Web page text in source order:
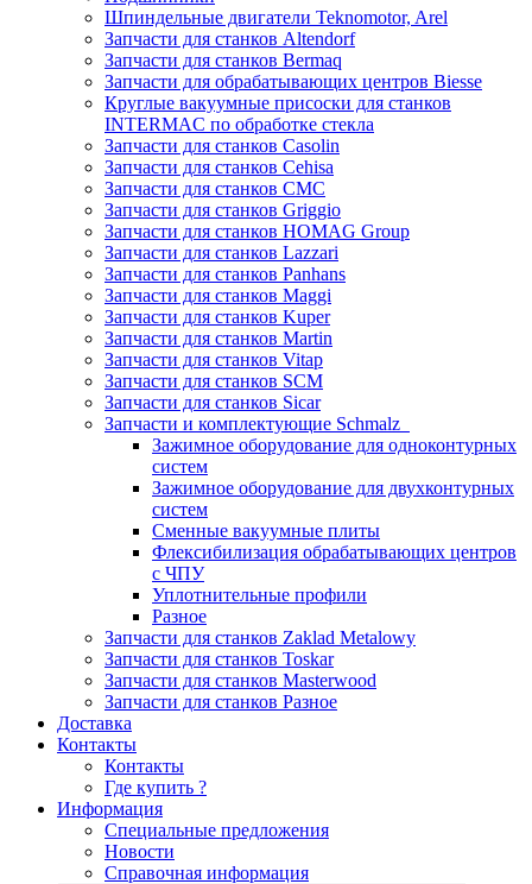
Шпиндельные двигатели Teknomotor, Arel
Запчасти для станков Altendorf
Запчасти для станков Bermaq
Запчасти для обрабатывающих центров Biesse
Круглые вакуумные присоски для станков
INTERMAC по обработке стекла
Запчасти для станков Casolin
Запчасти для станков Cehisa
Запчасти для станков CMC
Запчасти для станков Griggio
Запчасти для станков HOMAG Group
Запчасти для станков Lazzari
Запчасти для станков Panhans
Запчасти для станков Maggi
Запчасти для станков Kuper
Запчасти для станков Martin
Запчасти для станков Vitap
Запчасти для станков SCM
Запчасти для станков Sicar
Запчасти и комплектующие Schmalz
Зажимное оборудование для одноконтурных
систем
Зажимное оборудование для двухконтурных
систем
Сменные вакуумные плиты
Флексибилизация обрабатывающих центров
с ЧПУ
Уплотнительные профили
Разное
Запчасти для станков Zaklad Metalowy
Запчасти для станков Toskar
Запчасти для станков Masterwood
Запчасти для станков Разное
Доставка
Контакты
Контакты
Где купить ?
Информация
Специальные предложения
Новости
Справочная информация